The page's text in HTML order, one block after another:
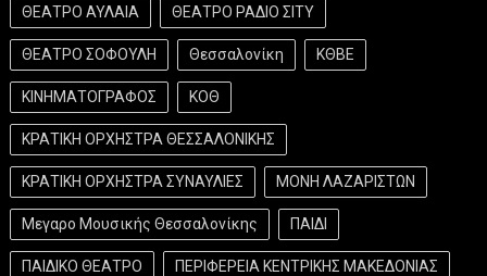
ΘΕΑΤΡΟ ΑΥΛΑΙΑ ΘΕΑΤΡΟ ΡΑΔΙΟ ΣΙΤΥ
ΘΕΑΤΡΟ ΣΟΦΟΥΛΗ Θεσσαλονίκη ΚΘΒΕ
ΚΙΝΗΜΑΤΟΓΡΑΦΟΣ ΚΟΘ
ΚΡΑΤΙΚΗ ΟΡΧΗΣΤΡΑ ΘΕΣΣΑΛΟΝΙΚΗΣ
ΚΡΑΤΙΚΗ ΟΡΧΗΣΤΡΑ ΣΥΝΑΥΛΙΕΣ ΜΟΝΗ ΛΑΖΑΡΙΣΤΩΝ
Μεγαρο Μουσικής Θεσσαλονίκης ΠΑΙΔΙ
ΠΑΙΔΙΚΟ ΘΕΑΤΡΟ ΠΕΡΙΦΕΡΕΙΑ ΚΕΝΤΡΙΚΗΣ ΜΑΚΕΔΟΝΙΑΣ